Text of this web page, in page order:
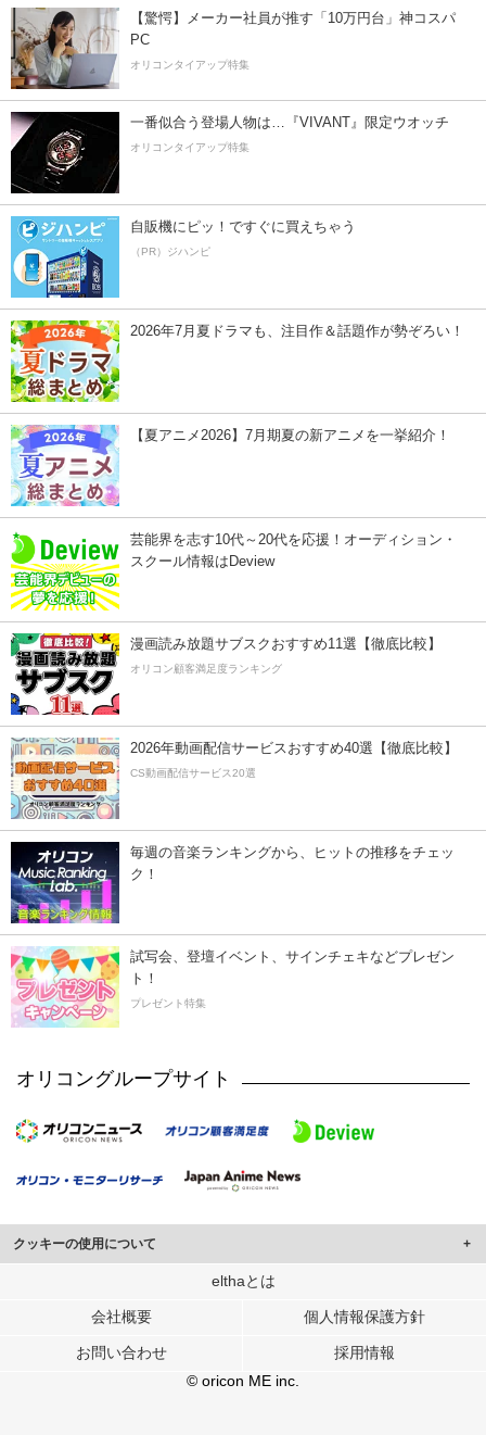
【驚愕】メーカー社員が推す「10万円台」神コスパ
PC
オリコンタイアップ特集
一番似合う登場人物は…『VIVANT』限定ウオッチ
オリコンタイアップ特集
自販機にピッ！ですぐに買えちゃう
（PR）ジハンピ
2026年7月夏ドラマも、注目作＆話題作が勢ぞろい！
【夏アニメ2026】7月期夏の新アニメを一挙紹介！
芸能界を志す10代～20代を応援！オーディション・
スクール情報はDeview
漫画読み放題サブスクおすすめ11選【徹底比較】
オリコン顧客満足度ランキング
2026年動画配信サービスおすすめ40選【徹底比較】
CS動画配信サービス20選
毎週の音楽ランキングから、ヒットの推移をチェッ
ク！
試写会、登壇イベント、サインチェキなどプレゼン
ト！
プレゼント特集
オリコングループサイト
クッキーの使用について
このサイトでは Cookie を使用して、ユーザーに合わせたコンテンツや広告の
行っています。
メディアや広告配信、データ解析の各パートナーに提供しています。
各パートナーは、この情報とユーザーが各パートナーに提供した他の情報や、
ユーザーが各パートナーのサービスを使用したときに収集した他の情報を組み
elthaとは
会社概要 個人情報保護方針
お問い合わせ
採用情報
© oricon ME inc.